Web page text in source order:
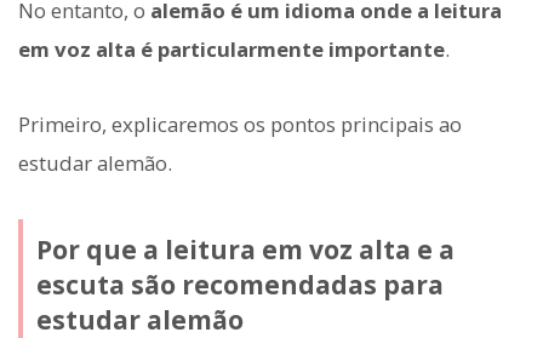
No entanto, o alemão é um idioma onde a leitura
em voz alta é particularmente importante.
Primeiro, explicaremos os pontos principais ao
estudar alemão.
Por que a leitura em voz alta e a
escuta são recomendadas para
estudar alemão